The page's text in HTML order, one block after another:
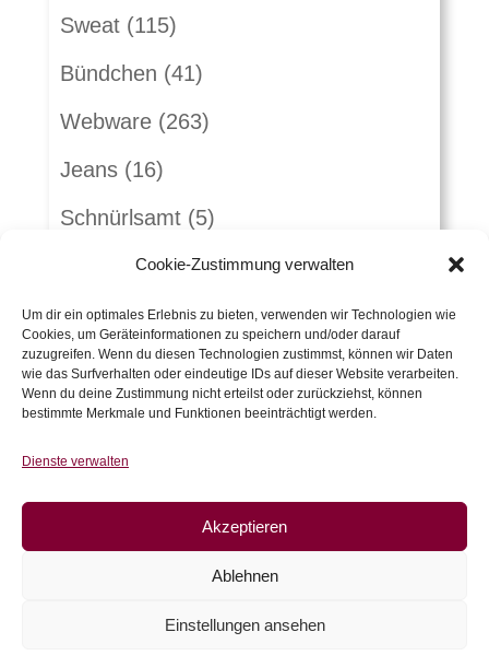
Cookie-Zustimmung verwalten
Um dir ein optimales Erlebnis zu bieten, verwenden wir Technologien wie
Cookies, um Geräteinformationen zu speichern und/oder darauf
zuzugreifen. Wenn du diesen Technologien zustimmst, können wir Daten
wie das Surfverhalten oder eindeutige IDs auf dieser Website verarbeiten.
Wenn du deine Zustimmung nicht erteilst oder zurückziehst, können
bestimmte Merkmale und Funktionen beeinträchtigt werden.
Dienste verwalten
Akzeptieren
Ablehnen
Einstellungen ansehen
Sweat (115)
Bündchen (41)
Webware (263)
Jeans (16)
Schnürlsamt (5)
Herbst-Winterstoffe (21)
Jacquard (10)
Kunstleder und Folie (15)
Gutscheine (5)
Zubehör
Warenkorb
Es befinden sich keine Produkte im